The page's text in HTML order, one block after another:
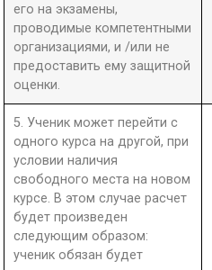
его на экзамены,
проводимые компетентными
организациями, и /или не
предоставить ему защитной
оценки.
5. Ученик может перейти с
одного курса на другой, при
условии наличия
свободного места на новом
курсе. В этом случае расчет
будет произведен
следующим образом:
ученик обязан будет